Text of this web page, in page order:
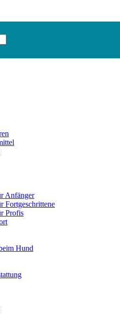
Anfänger
Fortgeschrittene
Profis
Hund